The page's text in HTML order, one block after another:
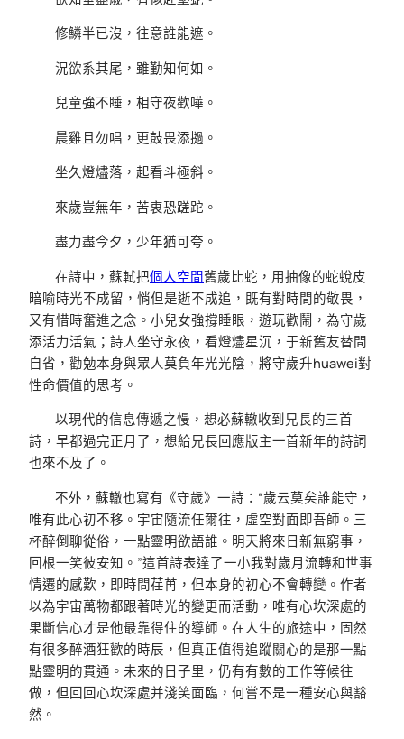
修鱗半已沒，往意誰能遮。
況欲系其尾，雖勤知何如。
兒童強不睡，相守夜歡嘩。
晨雞且勿唱，更鼓畏添撾。
坐久燈燼落，起看斗極斜。
來歲豈無年，苦衷恐蹉跎。
盡力盡今夕，少年猶可夸。
在詩中，蘇軾把個人空間舊歲比蛇，用抽像的蛇蛻皮
暗喻時光不成留，悄但是逝不成追，既有對時間的敬畏，
又有惜時奮進之念。小兒女強撐睡眼，遊玩歡鬧，為守歲
添活力活氣；詩人坐守永夜，看燈燼星沉，于新舊友替間
自省，勸勉本身與眾人莫負年光光陰，將守歲升huawei對
性命價值的思考。
以現代的信息傳遞之慢，想必蘇轍收到兄長的三首
詩，早都過完正月了，想給兄長回應版主一首新年的詩詞
也來不及了。
不外，蘇轍也寫有《守歲》一詩：“歲云莫矣誰能守，
唯有此心初不移。宇宙隨流任爾往，虛空對面即吾師。三
杯醉倒聊從俗，一點靈明欲語誰。明天將來日新無窮事，
回根一笑彼安知。”這首詩表達了一小我對歲月流轉和世事
情遷的感歎，即時間荏苒，但本身的初心不會轉變。作者
以為宇宙萬物都跟著時光的變更而活動，唯有心坎深處的
果斷信心才是他最靠得住的導師。在人生的旅途中，固然
有很多醉酒狂歡的時辰，但真正值得追蹤關心的是那一點
點靈明的貫通。未來的日子里，仍有有數的工作等候往
做，但回回心坎深處并淺笑面臨，何嘗不是一種安心與豁
然。